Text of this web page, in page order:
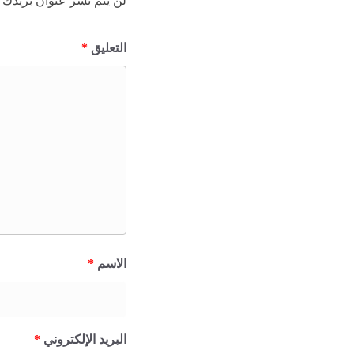
التعليق *
الاسم *
البريد الإلكتروني *